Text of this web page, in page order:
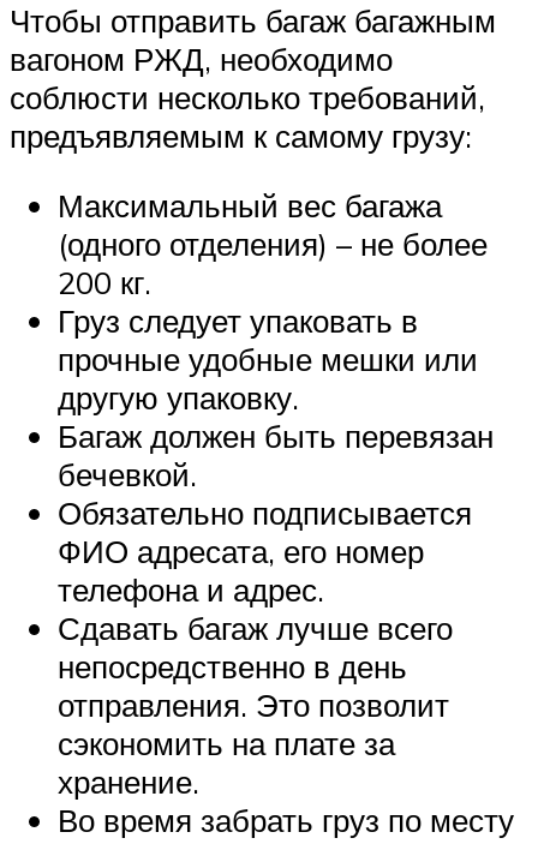
Чтобы отправить багаж багажным
вагоном РЖД, необходимо
соблюсти несколько требований,
предъявляемым к самому грузу:
Максимальный вес багажа
(одного отделения) – не более
200 кг.
Груз следует упаковать в
прочные удобные мешки или
другую упаковку.
Багаж должен быть перевязан
бечевкой.
Обязательно подписывается
ФИО адресата, его номер
телефона и адрес.
Сдавать багаж лучше всего
непосредственно в день
отправления. Это позволит
сэкономить на плате за
хранение.
Во время забрать груз по месту